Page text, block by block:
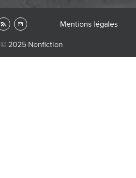
© 2025 Nonfiction
Mentions légales